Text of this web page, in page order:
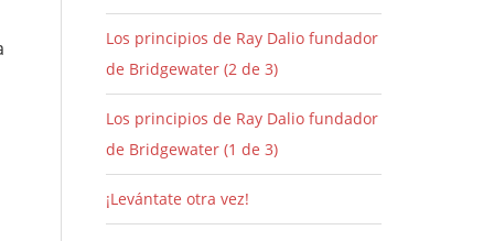
Los principios de Ray Dalio fundador
de Bridgewater (2 de 3)
Los principios de Ray Dalio fundador
de Bridgewater (1 de 3)
¡Levántate otra vez!